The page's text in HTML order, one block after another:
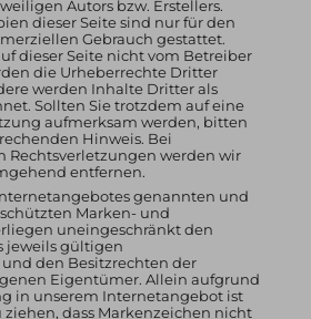
Autors bzw. Erstellers.
dieser Seite sind nur für den
Gebrauch gestattet.
dieser Seite nicht vom Betreiber
die Urheberrechte Dritter
werden Inhalte Dritter als
Sollten Sie trotzdem auf eine
aufmerksam werden, bitten
Hinweis. Bei
Rechtsverletzungen werden wir
entfernen.
genannten und
Marken- und
uneingeschränkt den
jeweils gültigen
den Besitzrechten der
Eigentümer. Allein aufgrund
in unserem Internetangebot ist
ziehen, dass Markenzeichen nicht